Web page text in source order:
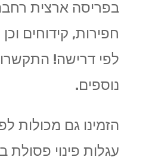
בפריסה ארצית
חפירות, קידוחים
לפי דרישה!
נוספים.
הזמינו גם מכולות
עגלות פינוי פסולת